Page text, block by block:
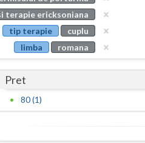
Buzau
Calarasi
Caras-Severin
terapie ericksoniana
tip terapie
cuplu
limba
romana
Pret
80 (1)